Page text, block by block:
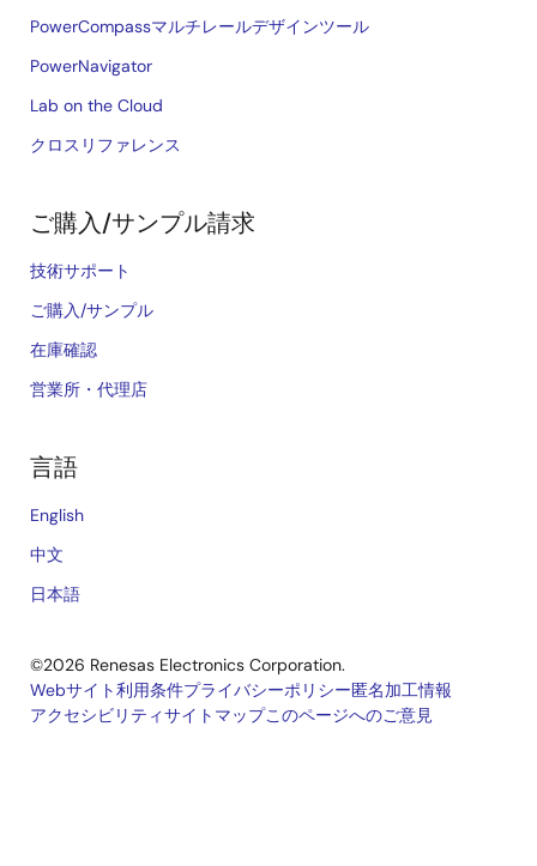
PowerCompassマルチレールデザインツール
PowerNavigator
Lab on the Cloud
クロスリファレンス
ご購入/サンプル請求
技術サポート
ご購入/サンプル
在庫確認
営業所・代理店
言語
English
中文
日本語
©2026 Renesas Electronics Corporation.
Legal
Webサイト利用条件プライバシーポリシー匿名加工情報
アクセシビリティサイトマップこのページへのご意見